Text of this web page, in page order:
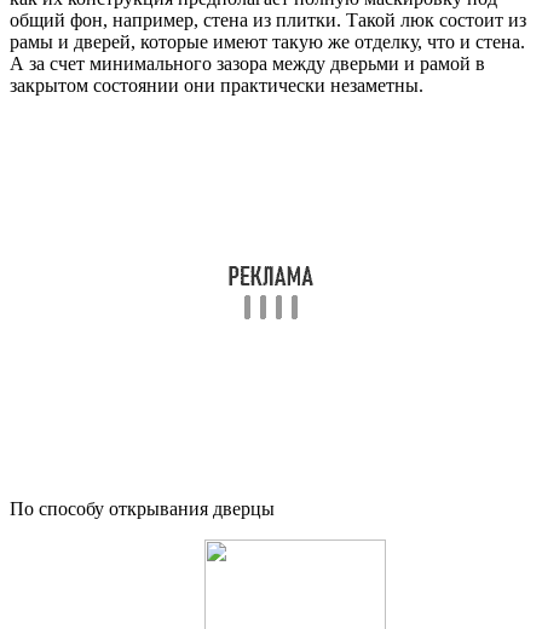
общий фон, например, стена из плитки. Такой люк состоит из
рамы и дверей, которые имеют такую же отделку, что и стена.
А за счет минимального зазора между дверьми и рамой в
закрытом состоянии они практически незаметны.
По способу открывания дверцы